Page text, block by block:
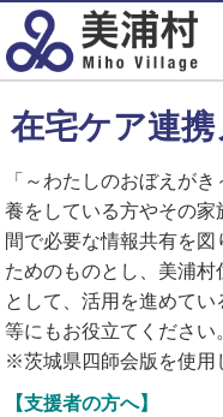
在宅ケア連携
「～わたしのおぼえが
養をしている方やその
間で必要な情報共有を
ためのものとし、美浦
として、活用を進めて
等にもお役立てください
※茨城県四師会版を使用
【支援者の方へ】